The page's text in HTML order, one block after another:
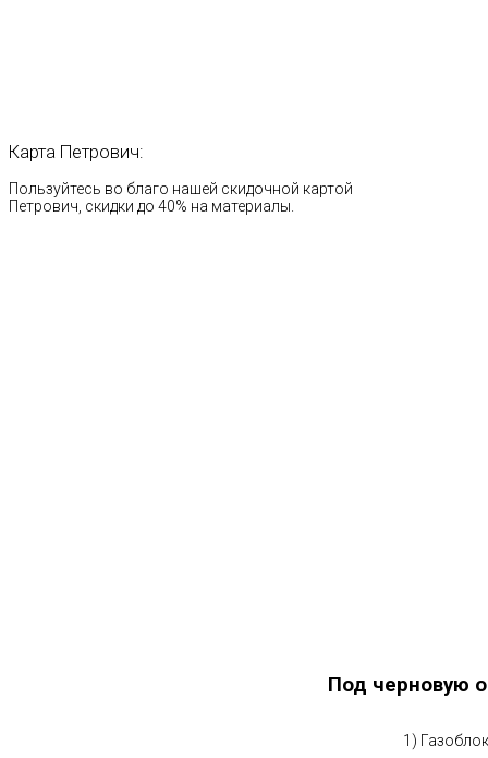
Карта Петрович:
Пользуйтесь во благо нашей скидочной картой
Петрович, скидки до 40% на материалы.
Под черновую
1) Газоблок